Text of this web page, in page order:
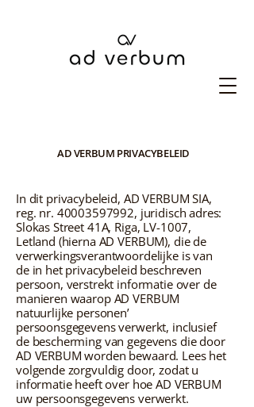
AD VERBUM PRIVACYBELEID
In dit privacybeleid, AD VERBUM SIA,
reg. nr. 40003597992, juridisch adres:
Slokas Street 41A, Riga, LV-1007,
Letland (hierna AD VERBUM), die de
verwerkingsverantwoordelijke is van
de in het privacybeleid beschreven
persoon, verstrekt informatie over de
manieren waarop AD VERBUM
natuurlijke personen’
persoonsgegevens verwerkt, inclusief
de bescherming van gegevens die door
AD VERBUM worden bewaard. Lees het
volgende zorgvuldig door, zodat u
informatie heeft over hoe AD VERBUM
uw persoonsgegevens verwerkt.